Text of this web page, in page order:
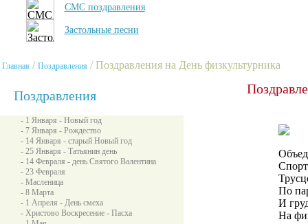
СМС поздравления
Застольные песни
Главная / Поздравления / Поздравления на День физкультурника
Поздравления
- 1 Января - Новый год
- 7 Января - Рождество
- 14 Января - старый Новый год
- 25 Января - Татьянин день
- 14 Февраля - день Святого Валентина
- 23 Февраля
- Масленица
- 8 Марта
- 1 Апреля - День смеха
- Христово Воскресение - Пасха
По
И
На